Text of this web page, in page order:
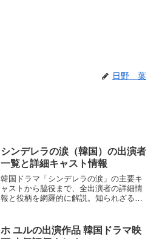
日野 葉
シンデレラの涙（韓国）の出演者
一覧と詳細キャスト情報
韓国ドラマ「シンデレラの涙」の主要キ
ャストから脇役まで、全出演者の詳細情
報と役柄を網羅的に解説。知られざるキ
魅力を再発見できるでしょうか？
ホ ユルの出演作品 韓国ドラマ映